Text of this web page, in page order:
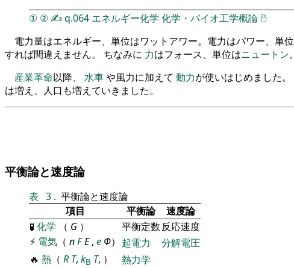
① ② ✍ q.064 エネルギー化学 化学・バイオ工学概論🖱
電力量はエネルギー、単位はワットアワー。電力はパワー、単
すれば間違えません。 ちなみに 力はフォース、単位はニュートン。
産業革命以降、 水車や風力に加えて 動力が使いはじめました
は増え、人口も増えていきました。
平衡論と速度論
表 3 . 平衡論と速度論
項目
平衡論
速度論
🧪 化学 （ G ） 平衡定数反応速度
⚡ 電気 （ nFE, e Φ） 起電力
分解電圧
🔥 熱 （ R T, kB T, ）
熱力学